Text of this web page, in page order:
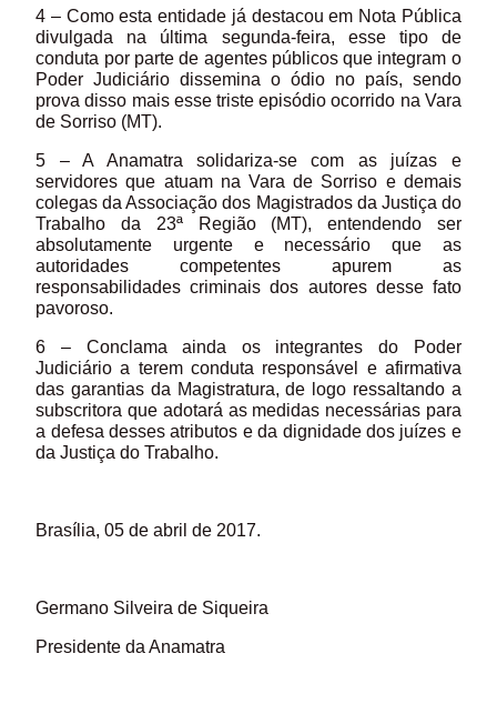
4 – Como esta entidade já destacou em Nota Pública
divulgada na última segunda-feira, esse tipo de
conduta por parte de agentes públicos que integram o
Poder Judiciário dissemina o ódio no país, sendo
prova disso mais esse triste episódio ocorrido na Vara
de Sorriso (MT).
5 – A Anamatra solidariza-se com as juízas e
servidores que atuam na Vara de Sorriso e demais
colegas da Associação dos Magistrados da Justiça do
Trabalho da 23ª Região (MT), entendendo ser
absolutamente urgente e necessário que as
autoridades competentes apurem as
responsabilidades criminais dos autores desse fato
pavoroso.
6 – Conclama ainda os integrantes do Poder
Judiciário a terem conduta responsável e afirmativa
das garantias da Magistratura, de logo ressaltando a
subscritora que adotará as medidas necessárias para
a defesa desses atributos e da dignidade dos juízes e
da Justiça do Trabalho.
Brasília, 05 de abril de 2017.
Germano Silveira de Siqueira
Presidente da Anamatra